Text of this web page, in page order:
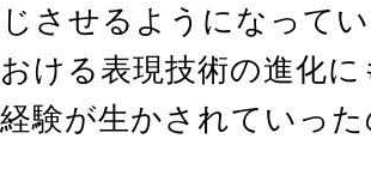
させるようになって
ける表現技術の進化
験が生かされていっ